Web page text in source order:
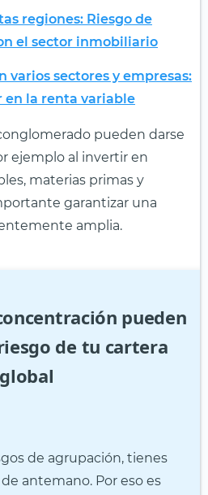
regiones: Riesgo de
el sector inmobiliario
varios sectores y empresas:
en la renta variable
pueden darse
ejemplo al invertir en
materias primas y
garantizar una
amplia.
pueden
de tu cartera
global
de agrupación, tienes
antemano. Por eso es